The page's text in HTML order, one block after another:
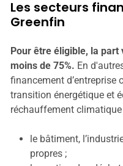
Les secteurs
Greenfin
Pour être éligible, la
moins de 75%. En
financement d’entreprise
transition énergétique et
réchauffement
le bâtiment,
propres ;